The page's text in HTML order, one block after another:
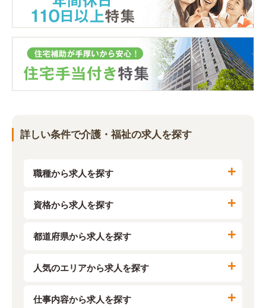
詳しい条件で介護・福祉の求人を探す
職種から求人を探す
資格から求人を探す
都道府県から求人を探す
人気のエリアから求人を探す
仕事内容から求人を探す